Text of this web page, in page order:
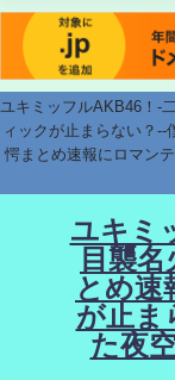
ユキミッフルAKB46！-
ィックが止まらない？
愕まとめ速報にロマン
ユキミ
目襲
とめ速
が止ま
た夜